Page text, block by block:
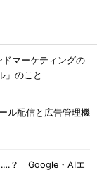
マーケティングの
」のこと
ル配信と広告管理機
？ Google・AIエ